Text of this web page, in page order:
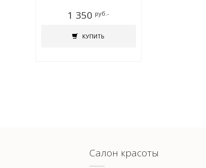
1 350 руб.-
КУПИТЬ
Салон красоты